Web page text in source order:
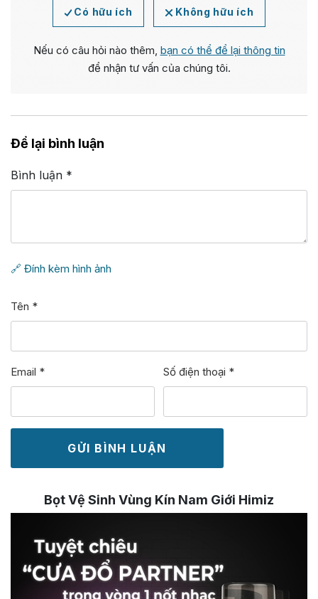
Có hữu ích Không hữu ích
Nếu có câu hỏi nào thêm, bạn có thể để lại thông tin
để nhận tư vấn của chúng tôi.
Để lại bình luận
Bình luận *
🔗 Đính kèm hình ảnh
Tên *
Email * Số điện thoại *
Bọt Vệ Sinh Vùng Kín Nam Giới Himiz